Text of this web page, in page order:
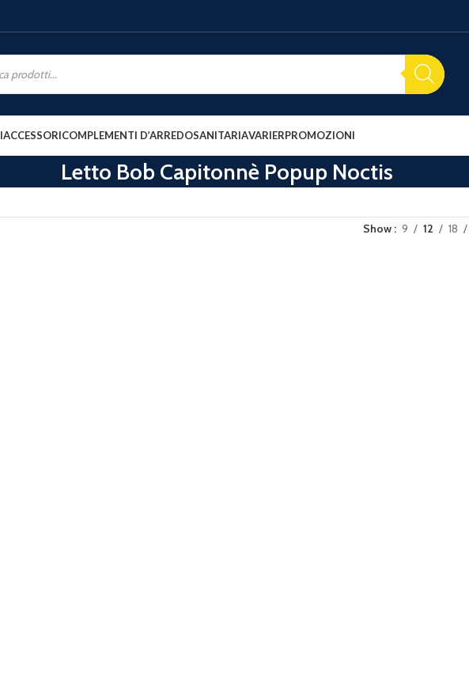
ACCESSORICOMPLEMENTI D’ARREDOSANITARIAVARIERPROMOZIONI
Letto Bob Capitonnè Popup Noctis
Show 9 12 18